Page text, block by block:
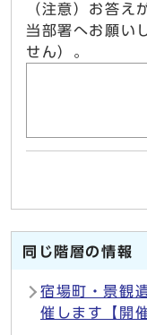
（注意）お答え
当部署へお願い
せん）。
同じ階層の情報
宿場町・景観
催します【開